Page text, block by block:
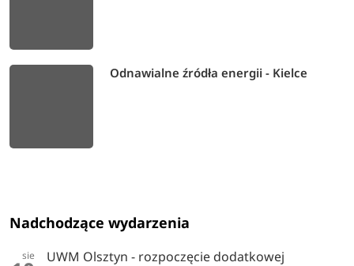
Odnawialne źródła energii - Kielce
Nadchodzące wydarzenia
sie UWM Olsztyn - rozpoczęcie dodatkowej